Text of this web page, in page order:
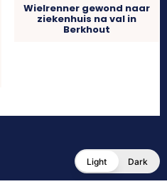
Wielrenner gewond naar
ziekenhuis na val in
Berkhout
Light Dark